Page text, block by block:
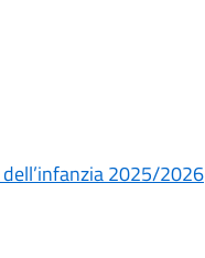
2025/2026